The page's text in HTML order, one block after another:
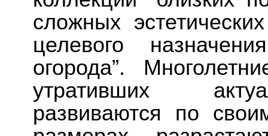
сложных
целевого
огорода”.
утративших
развиваются по